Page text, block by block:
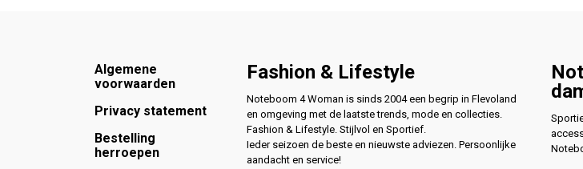
Footer
Algemene
voorwaarden
Privacy statement
Bestelling
herroepen
Fashion & Lifestyle
Noteboom 4 Woman is sinds 2004 een begrip in Flevoland
en omgeving met de laatste trends, mode en collecties.
Fashion & Lifestyle. Stijlvol en Sportief.
Ieder seizoen de beste en nieuwste adviezen. Persoonlijke
aandacht en service!